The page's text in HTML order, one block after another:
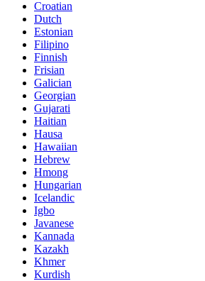
Croatian
Dutch
Estonian
Filipino
Finnish
Frisian
Galician
Georgian
Gujarati
Haitian
Hausa
Hawaiian
Hebrew
Hmong
Hungarian
Icelandic
Igbo
Javanese
Kannada
Kazakh
Khmer
Kurdish